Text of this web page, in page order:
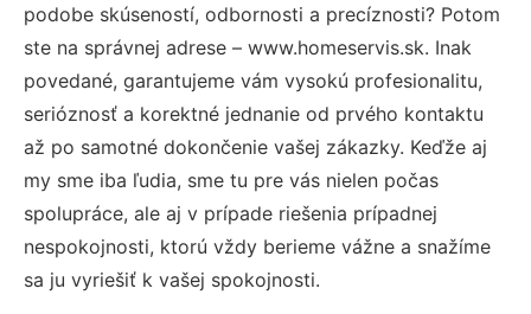
podobe skúseností, odbornosti a precíznosti? Potom
ste na správnej adrese – www.homeservis.sk. Inak
povedané, garantujeme vám vysokú profesionalitu,
serióznosť a korektné jednanie od prvého kontaktu
až po samotné dokončenie vašej zákazky. Keďže aj
my sme iba ľudia, sme tu pre vás nielen počas
spolupráce, ale aj v prípade riešenia prípadnej
nespokojnosti, ktorú vždy berieme vážne a snažíme
sa ju vyriešiť k vašej spokojnosti.